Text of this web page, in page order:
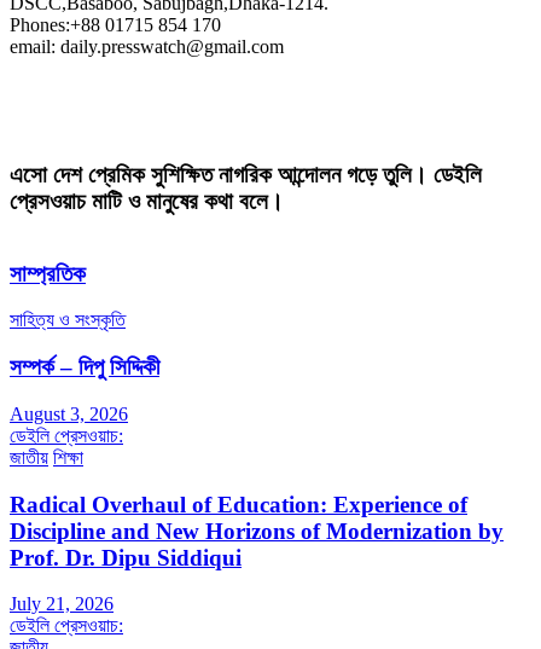
Phones:+88 01715 854 170
email: daily.presswatch@gmail.com
এসো দেশ প্রেমিক সুশিক্ষিত নাগরিক আন্দোলন গড়ে তুলি। ডেইলি
প্রেসওয়াচ মাটি ও মানুষের কথা বলে।
সাম্প্রতিক
সাহিত্য ও সংস্কৃতি
সম্পর্ক – দিপু সিদ্দিকী
August 3, 2026
ডেইলি প্রেসওয়াচ:
জাতীয় শিক্ষা
Radical Overhaul of Education: Experience of
Discipline and New Horizons of Modernization by
Prof. Dr. Dipu Siddiqui
July 21, 2026
ডেইলি প্রেসওয়াচ: